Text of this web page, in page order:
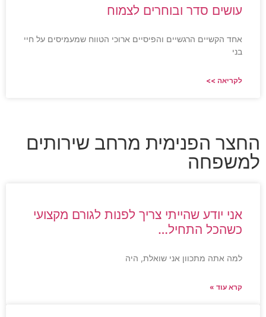
עושים סדר ובוחרים לצמוח
אחד הקשיים הרגשיים והפיסיים ארוכי הטווח שמעמיסים על חיי
בני
לקריאה >>
החצר הפנימית מרחב שירותים
למשפחה
אני יודע שהייתי צריך לפנות לגורם מקצועי
כשהכל התחיל…
למה אתה מתכוון אני שואלת, היה
קרא עוד »